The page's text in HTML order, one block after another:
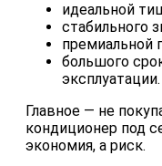
идеальной
стабильного
премиальной
большого
эксплуатации.
Главное — не
кондиционер под
экономия, а риск.